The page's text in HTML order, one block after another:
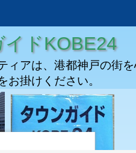
ドKOBE24
ィアは、港都神戸の街
お掛けください。